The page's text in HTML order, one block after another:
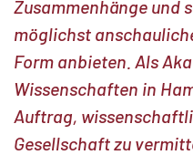
Zusammenhänge und
möglichst
Form anbieten. Als
Wissenschaften in
Auftrag,
Gesellschaft zu